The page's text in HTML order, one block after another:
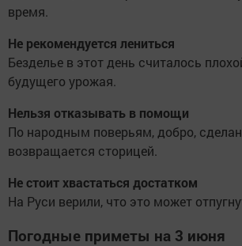
время.
Не рекомендуется лениться
Безделье в этот день считалось
будущего урожая.
Нельзя отказывать в помощи
По народным поверьям, добро,
возвращается сторицей.
Не стоит хвастаться достатком
На Руси верили, что это может
Погодные приметы на 3 июня